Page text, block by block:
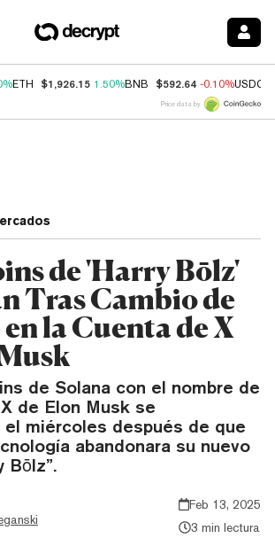
ETH $1,926.15 1.50%BNB $592.64 -0.10%USDC
Price data by
de 'Harry Bōlz'
Tras Cambio de
la Cuenta de X
de Solana con el nombre de
de Elon Musk se
el miércoles después de que
abandonara su nuevo
Bōlz”.
Feb 13, 2025
3 min lectura